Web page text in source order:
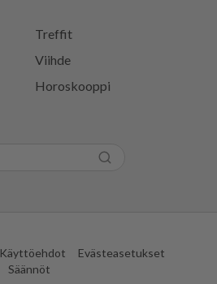
Treffit
Viihde
Horoskooppi
Käyttöehdot
Evästeasetukset
Säännöt